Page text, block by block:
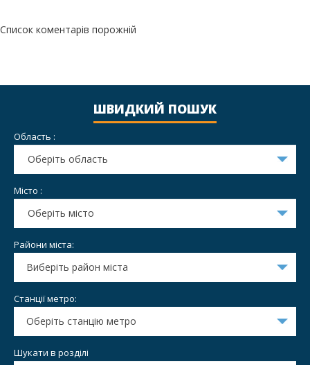
Список коментарів порожній
ШВИДКИЙ ПОШУК
Область :
Оберіть область
Місто :
Оберіть місто
Райони міста:
Виберіть район міста
Станції метро:
Оберіть станцію метро
Шукати в розділі